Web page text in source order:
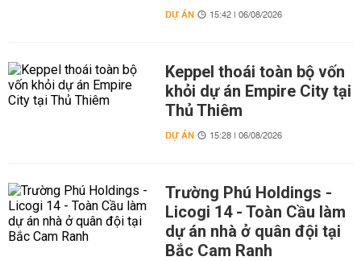
DỰ ÁN 15:42 | 06/08/2026
Keppel thoái toàn bộ vốn
khỏi dự án Empire City tại
Thủ Thiêm
DỰ ÁN 15:28 | 06/08/2026
Trường Phú Holdings -
Licogi 14 - Toàn Cầu làm
dự án nhà ở quân đội tại
Bắc Cam Ranh